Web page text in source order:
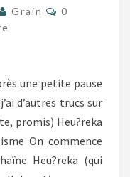
Grain
0
une petite pause
d’autres trucs sur
promis) Heu?reka
On commence
Heu?reka (qui